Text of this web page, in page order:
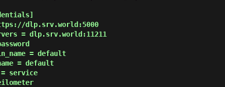
dlp.srv.world:5000
= dlp.srv.world:11211
= default
= default
= service